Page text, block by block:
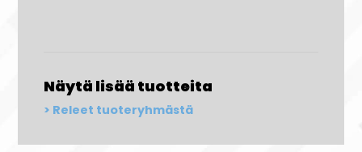
Näytä lisää tuotteita
Releet tuoteryhmästä